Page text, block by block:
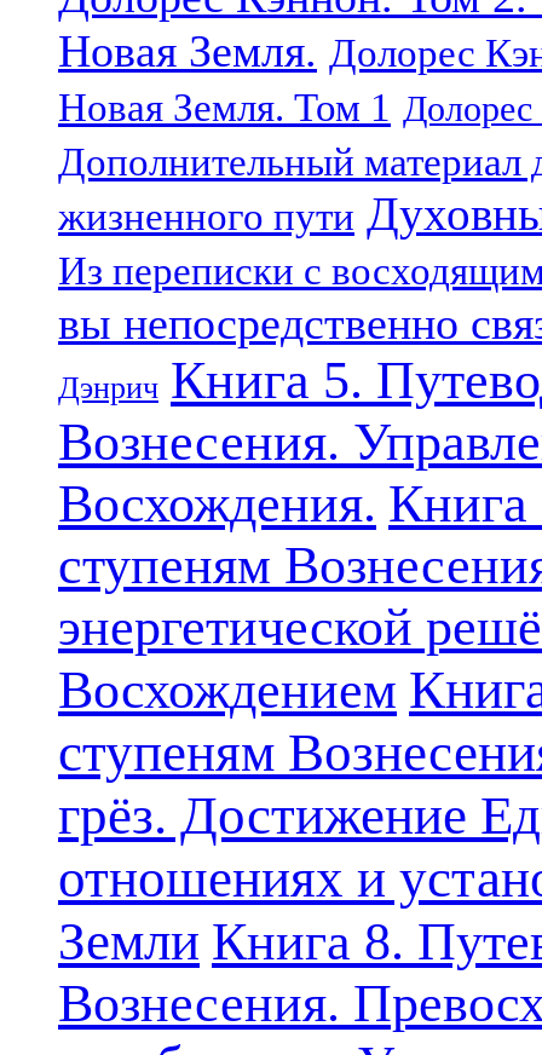
Новая Земля. Долорес
Новая Земля. Том 1
Дополнительный материал
жизненного пути
Из переписки с
вы непосредственно
Дэнрич Книга 5.
Вознесения.
Восхождения. Книга
ступеням
энергетической
Восхождением
ступеням
грёз. Достижение
отношениях и
Земли Книга 8.
Вознесения.